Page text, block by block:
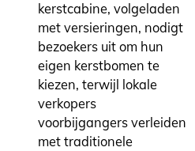
kerstcabine, volgeladen
met versieringen, nodigt
bezoekers uit om hun
eigen kerstbomen te
kiezen, terwijl lokale
verkopers
voorbijgangers verleiden
met traditionele